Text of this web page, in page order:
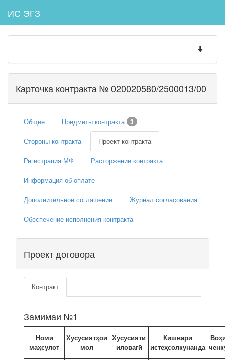
ИС ЭГЗ
Toggle
Карточка контракта № 020020580/2500013/00
Общие Предметы контракта 3
Стороны контракта Проект контракта
Регистрация МФ Расторжение контракта
Информация об оплате
Дополнительное соглашение Журнал согласования
Обеспечение исполнения контракта
Проект договора
Контракт
Замимаи №1
Номи
маҳсулот
Хусусиятҳои
мол
Хусусияти
иловагӣ
Кишвари
истеҳсолкунанда